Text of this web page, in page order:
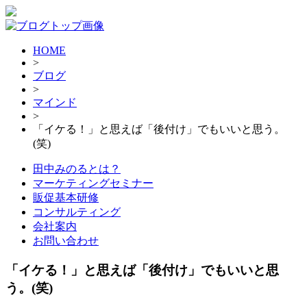
HOME
>
ブログ
>
マインド
>
「イケる！」と思えば「後付け」でもいいと思う。
(笑)
田中みのるとは？
マーケティングセミナー
販促基本研修
コンサルティング
会社案内
お問い合わせ
「イケる！」と思えば「後付け」でもいいと思
う。(笑)